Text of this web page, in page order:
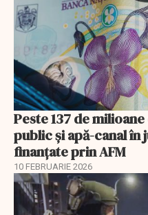
Peste 137 de
public și apă-canal
finanțate prin AFM
10 FEBRUARIE 2026